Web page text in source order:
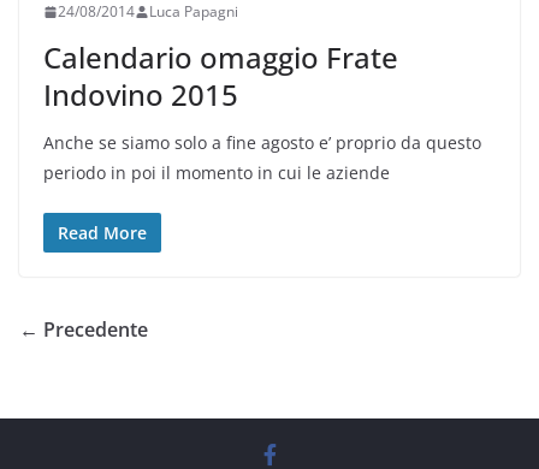
24/08/2014 Luca Papagni
Calendario omaggio Frate
Indovino 2015
Anche se siamo solo a fine agosto e’ proprio da questo
periodo in poi il momento in cui le aziende
Read More
← Precedente